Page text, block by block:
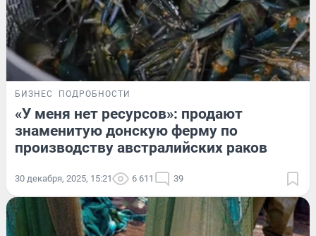
БИЗНЕС ПОДРОБНОСТИ
«У меня нет ресурсов»: продают
знаменитую донскую ферму по
производству австралийских раков
30 декабря, 2025, 15:21 6 611 39